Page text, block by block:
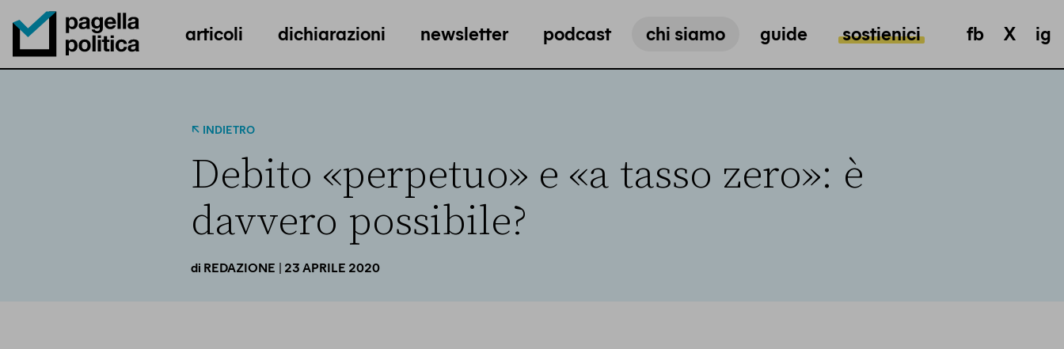
Pagella Politica Logo
articoli dichiarazioni newsletter podcast chi siamo guide sostienici fb X ig
INDIETRO
Debito «perpetuo» e «a tasso zero»: è
davvero possibile?
di REDAZIONE | 23 APRILE 2020